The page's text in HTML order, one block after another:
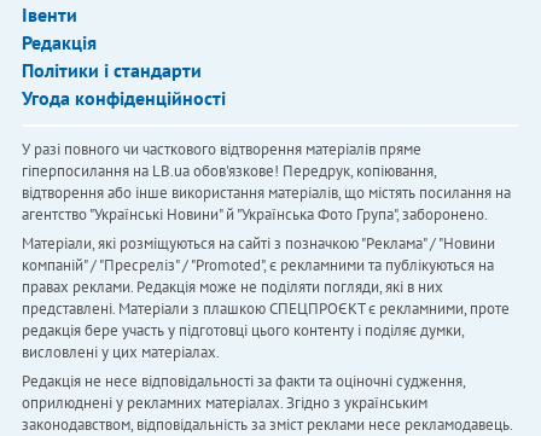
Івенти
Редакція
Політики і стандарти
Угода конфіденційності
У разі повного чи часткового відтворення матеріалів пряме
гіперпосилання на LB.ua обов'язкове! Передрук, копіювання,
відтворення або інше використання матеріалів, що містять посилання на
агентство "Українськi Новини" й "Українська Фото Група", заборонено.
Матеріали, які розміщуються на сайті з позначкою "Реклама" / "Новини
компаній" / "Пресреліз" / "Promoted", є рекламними та публікуються на
правах реклами. Редакція може не поділяти погляди, які в них
представлені. Матеріали з плашкою СПЕЦПРОЄКТ є рекламними, проте
редакція бере участь у підготовці цього контенту і поділяє думки,
висловлені у цих матеріалах.
Редакція не несе відповідальності за факти та оціночні судження,
оприлюднені у рекламних матеріалах. Згідно з українським
законодавством, відповідальність за зміст реклами несе рекламодавець.